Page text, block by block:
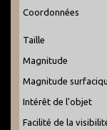
Coordonnées
Taille
Magnitude
Magnitude
Intérêt de l'objet
Facilité de la